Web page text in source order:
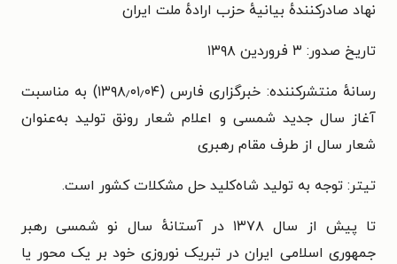
نهاد صادرکنندهٔ بیانیهٔ حزب ارادهٔ ملت ایران
تاریخ صدور: ۳ فروردین ۱۳۹۸
رسانهٔ منتشرکننده: خبرگزاری فارس (۱۳۹۸٫۰۱٫۰۴) به مناسبت
آغاز سال جدید شمسی و اعلام شعار رونق تولید به‌عنوان
شعار سال از طرف مقام رهبری
تیتر: توجه به تولید شاه‌کلید حل مشکلات کشور است.
تا پیش از سال ۱۳۷۸ در آستانهٔ سال نو شمسی رهبر
جمهوری اسلامی ایران در تبریک نوروزی خود بر یک محور یا